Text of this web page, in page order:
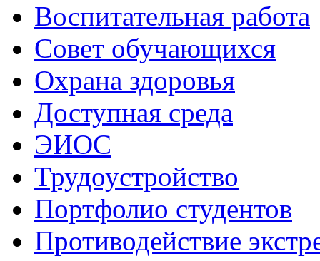
Воспитательная работа
Совет обучающихся
Охрана здоровья
Доступная среда
ЭИОС
Трудоустройство
Портфолио студентов
Противодействие